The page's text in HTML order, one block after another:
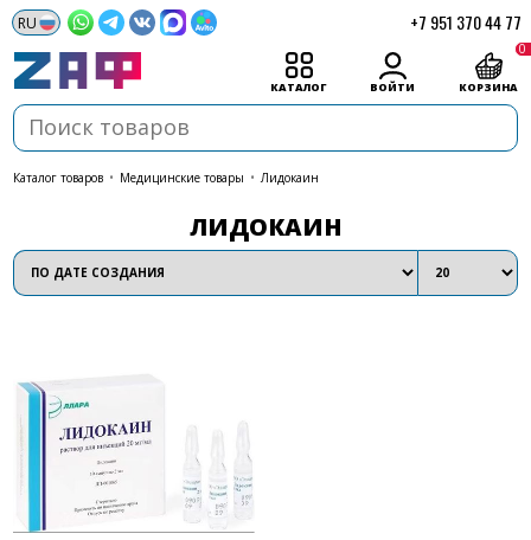
+7 951 370 44 77
КАТАЛОГ ВОЙТИ КОРЗИНА
0
каталог товаров • Медицинские товары • Лидокаин
ЛИДОКАИН